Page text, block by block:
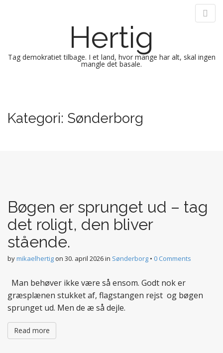
Hertig
Tag demokratiet tilbage. I et land, hvor mange har alt, skal ingen
mangle det basale.
i
n
p
n
t
Kategori: Sønderborg
Bøgen er sprunget ud – tag
det roligt, den bliver
stående.
bymikaelhertigon 30. april 2026in Sønderborg • 0 Comments
Man behøver ikke være så ensom. Godt nok er
græsplænen stukket af, flagstangen rejst og bøgen
sprunget ud. Men de æ så dejle.
Read more